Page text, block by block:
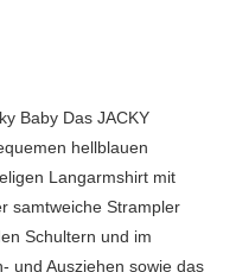
Baby Das JACKY
hellblauen
Langarmshirt mit
samtweiche Strampler
Schultern und im
und Ausziehen sowie das